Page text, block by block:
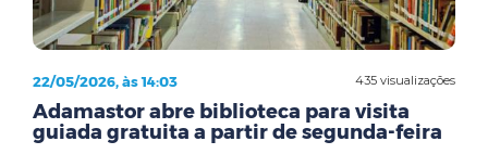
435 visualizações
22/05/2026, às 14:03
Adamastor abre biblioteca para visita
guiada gratuita a partir de segunda-feira